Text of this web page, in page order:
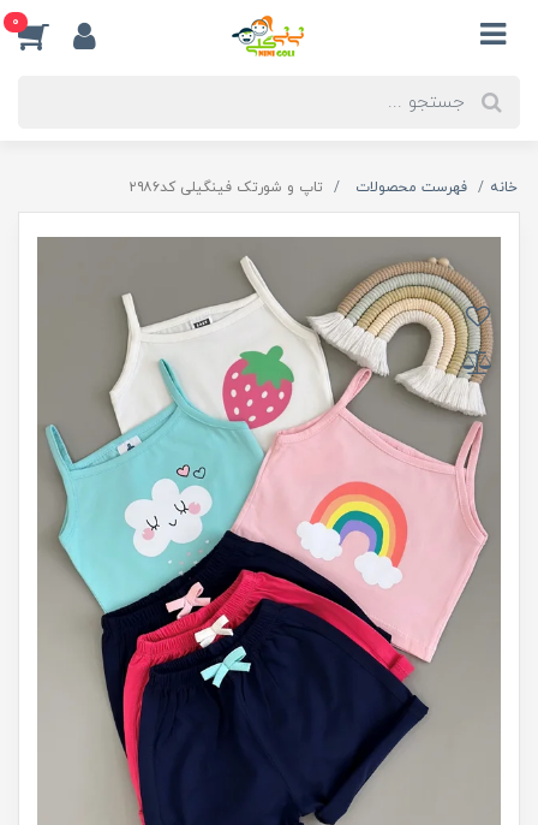
0
خانه فهرست محصولات تاپ و شورتک فینگیلی کد۲۹۸۶